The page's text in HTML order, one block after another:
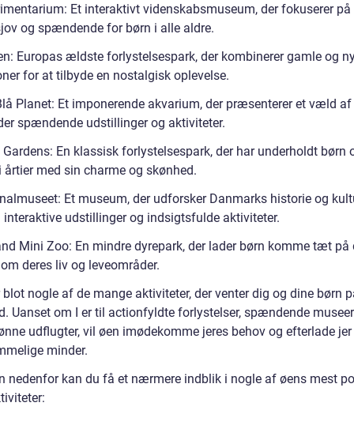
Et interaktivt videnskabsmuseum, der fokuserer på
og spændende for børn i alle aldre.
Europas ældste forlystelsespark, der kombinerer gamle og
for at tilbyde en nostalgisk oplevelse.
Planet: Et imponerende akvarium, der præsenterer et væld
spændende udstillinger og aktiviteter.
En klassisk forlystelsespark, der har underholdt børn
årtier med sin charme og skønhed.
Et museum, der udforsker Danmarks historie og
interaktive udstillinger og indsigtsfulde aktiviteter.
Mini Zoo: En mindre dyrepark, der lader børn komme tæt på
deres liv og leveområder.
blot nogle af de mange aktiviteter, der venter dig og dine børn
Uanset om I er til actionfyldte forlystelser, spændende
udflugter, vil øen imødekomme jeres behov og efterlade
minder.
nedenfor kan du få et nærmere indblik i nogle af øens mest